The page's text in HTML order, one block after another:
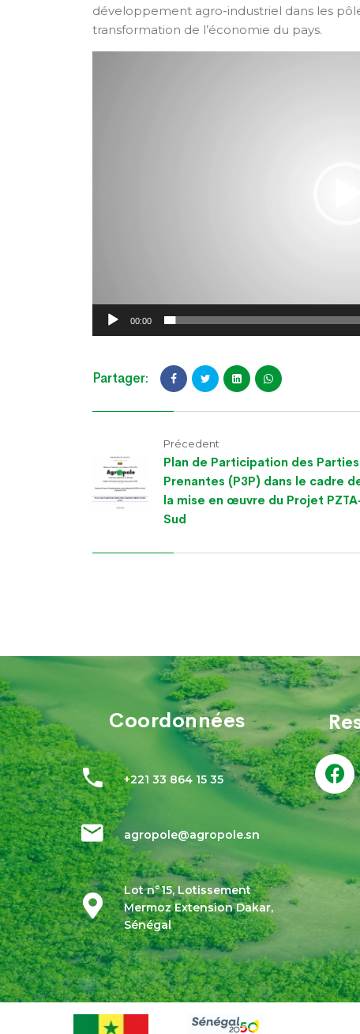
développement agro-industriel dans les
transformation de l’économie du pays.
00:00
Partager:
Précedent
Plan de Participation des Parties
Prenantes (P3P) dans le cadre
la mise en œuvre du Projet
Sud
Coordonnées
+221 33 864 15 35
agropole@agropole.sn
Lot n°15, Lotissement
Mermoz Extension Dakar,
Sénégal